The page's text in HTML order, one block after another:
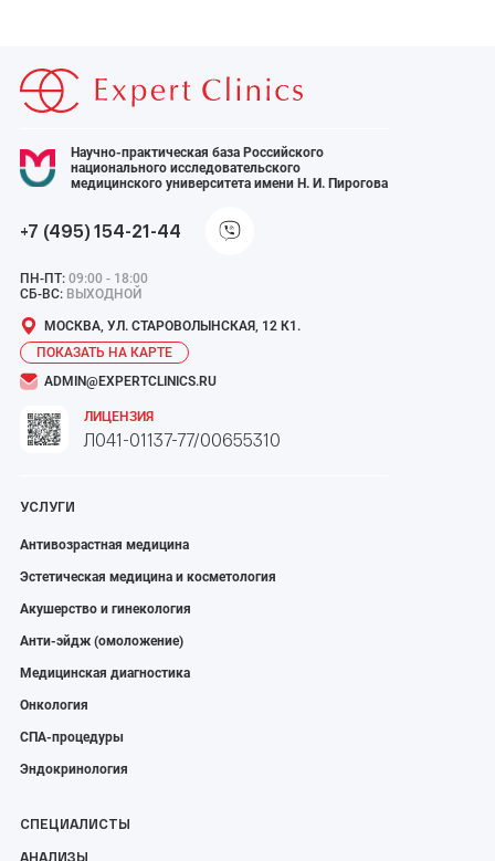
Научно-практическая база Российского
национального исследовательского
медицинского университета имени Н. И. Пирогова
+7 (495) 154-21-44
ПН-ПТ: 09:00 - 18:00
СБ-ВС: ВЫХОДНОЙ
МОСКВА, УЛ. СТАРОВОЛЫНСКАЯ, 12 К1.
ПОКАЗАТЬ НА КАРТЕ
ADMIN@EXPERTCLINICS.RU
ЛИЦЕНЗИЯ
Л041-01137-77/00655310
УСЛУГИ
Антивозрастная медицина
Эстетическая медицина и косметология
Акушерство и гинекология
Анти-эйдж (омоложение)
Медицинская диагностика
Онкология
СПА-процедуры
Эндокринология
СПЕЦИАЛИСТЫ
АНАЛИЗЫ